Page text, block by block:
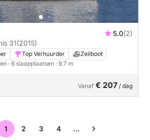
5.0(2)
31(2015)
Top Verhuurder
Zeilboot
· 6 slaapplaatsen · 9.7 m
Vanaf € 207 / dag
1 2 3 4 …